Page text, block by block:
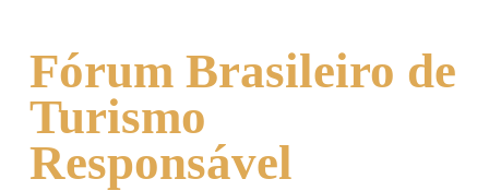
Fórum Brasileiro de
Turismo
Responsável